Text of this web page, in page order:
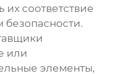
их соответствие
безопасности.
или
элементы,